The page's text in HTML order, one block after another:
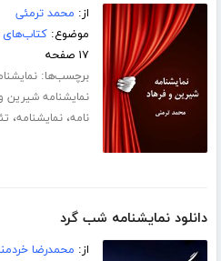
از: محمد ترمئى
موضوع:کتاب‌های
۱۷ صفحه
برچسب‌ها:
نمایشنامه شیرین
نامه،نمایشنامه،
دانلود نمایشنامه شب گرد
از: محمدرضا